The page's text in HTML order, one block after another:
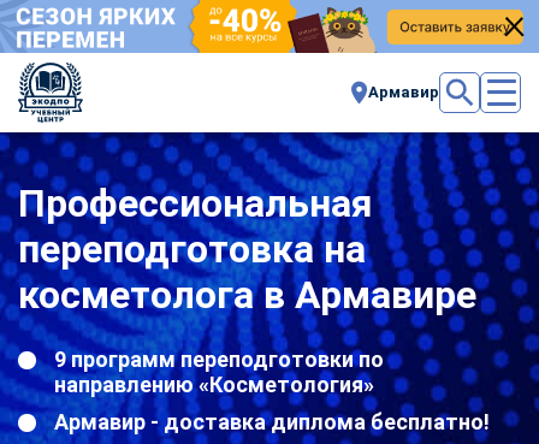
Армавир
Профессиональная
переподготовка на
косметолога в Армавире
9 программ переподготовки по
направлению «Косметология»
Армавир - доставка диплома бесплатно!